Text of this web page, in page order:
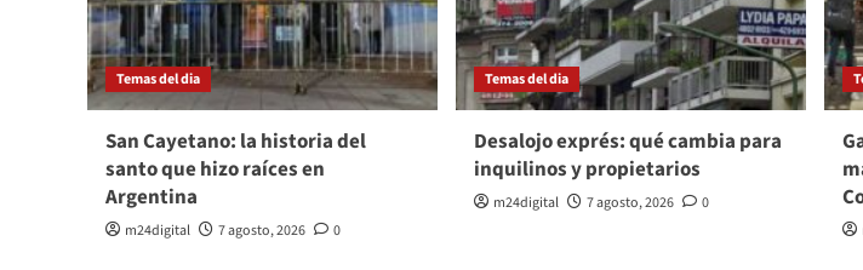
Temas del dia
San Cayetano: la historia del
santo que hizo raíces en
Argentina
m24digital 7 agosto, 2026 0
Temas del dia
Desalojo exprés: qué cambia para
inquilinos y propietarios
m24digital 7 agosto, 2026 0